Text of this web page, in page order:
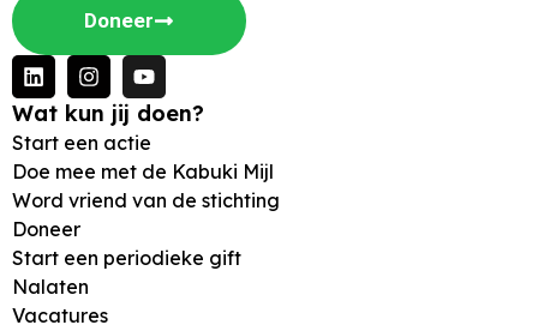
Doneer
Wat kun jij doen?
Start een actie
Doe mee met de Kabuki Mijl
Word vriend van de stichting
Doneer
Start een periodieke gift
Nalaten
Vacatures